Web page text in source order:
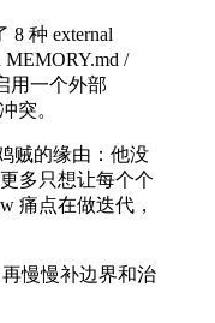
8 种 external
MEMORY.md /
用一个外部
突。
贼的缘由：他没
多只想让每个个
痛点在做迭代，
慢慢补边界和治